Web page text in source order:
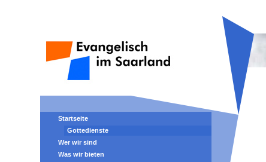
Startseite
Gottedienste
Wer wir sind
Was wir bieten